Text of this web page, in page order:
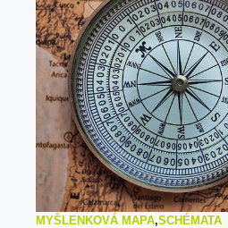
MYŠLENKOVÁ MAPA,SCHÉMATA